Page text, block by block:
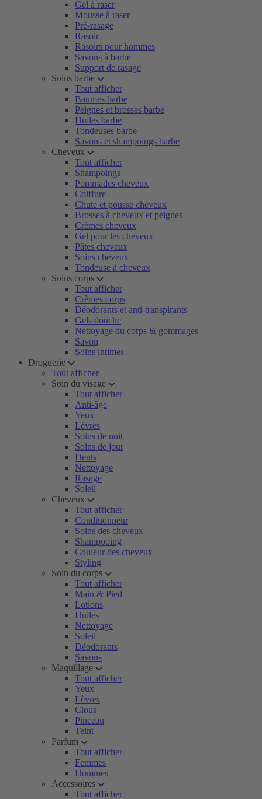
Gel à raser
Mousse à raser
Pré-rasage
Rasoir
Rasoirs pour hommes
Savons à barbe
Support de rasage
Soins barbe
Tout afficher
Baumes barbe
Peignes et brosses barbe
Huiles barbe
Tondeuses barbe
Savons et shampoings barbe
Cheveux
Tout afficher
Shampoings
Pommades cheveux
Coiffure
Chute et pousse cheveux
Brosses à cheveux et peignes
Crèmes cheveux
Gel pour les cheveux
Pâtes cheveux
Soins cheveux
Tondeuse à cheveux
Soins corps
Tout afficher
Crèmes corps
Déodorants et anti-transpirants
Gels douche
Nettoyage du corps & gommages
Savon
Soins intimes
Droguerie
Tout afficher
Soin du visage
Tout afficher
Anti-âge
Yeux
Lèvres
Soins de nuit
Soins de jour
Dents
Nettoyage
Rasage
Soleil
Cheveux
Tout afficher
Conditionneur
Soins des cheveux
Shampooing
Couleur des cheveux
Styling
Soin du corps
Tout afficher
Main & Pied
Lotions
Huiles
Nettoyage
Soleil
Déodorants
Savons
Maquillage
Tout afficher
Yeux
Lèvres
Clous
Pinceau
Teint
Parfum
Tout afficher
Femmes
Hommes
Accessoires
Tout afficher